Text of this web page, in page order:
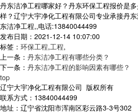
丹东洁净工程哪家好？丹东环保工程报价是
样？辽宁大宇净化工程有限公司专业承接丹
东洁净工程,,电话:13840044499
发布日期：2021-12-14 10:07:00
标签： 环保工程,工程,
上一条： 丹东洁净工程有哪些分类？
下一条： 丹东洁净工程的影响因素有哪些？
top
辽宁大宇净化工程有限公司 版权所有
联系方式：13840044499
地址：辽宁省沈阳市浑南区彩云路3-3号302